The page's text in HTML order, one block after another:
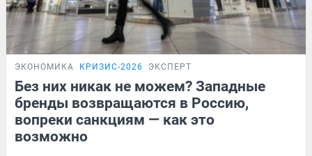
ЭКОНОМИКА КРИЗИС-2026 ЭКСПЕРТ
Без них никак не можем? Западные
бренды возвращаются в Россию,
вопреки санкциям — как это
возможно